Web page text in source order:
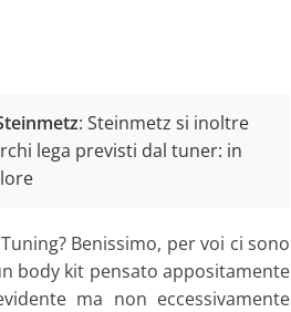
: Steinmetz si inoltre
lega previsti dal tuner: in
Benissimo, per voi ci sono
body kit pensato appositamente
ma non eccessivamente